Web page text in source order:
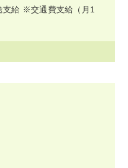
給 ※交通費支給（月1